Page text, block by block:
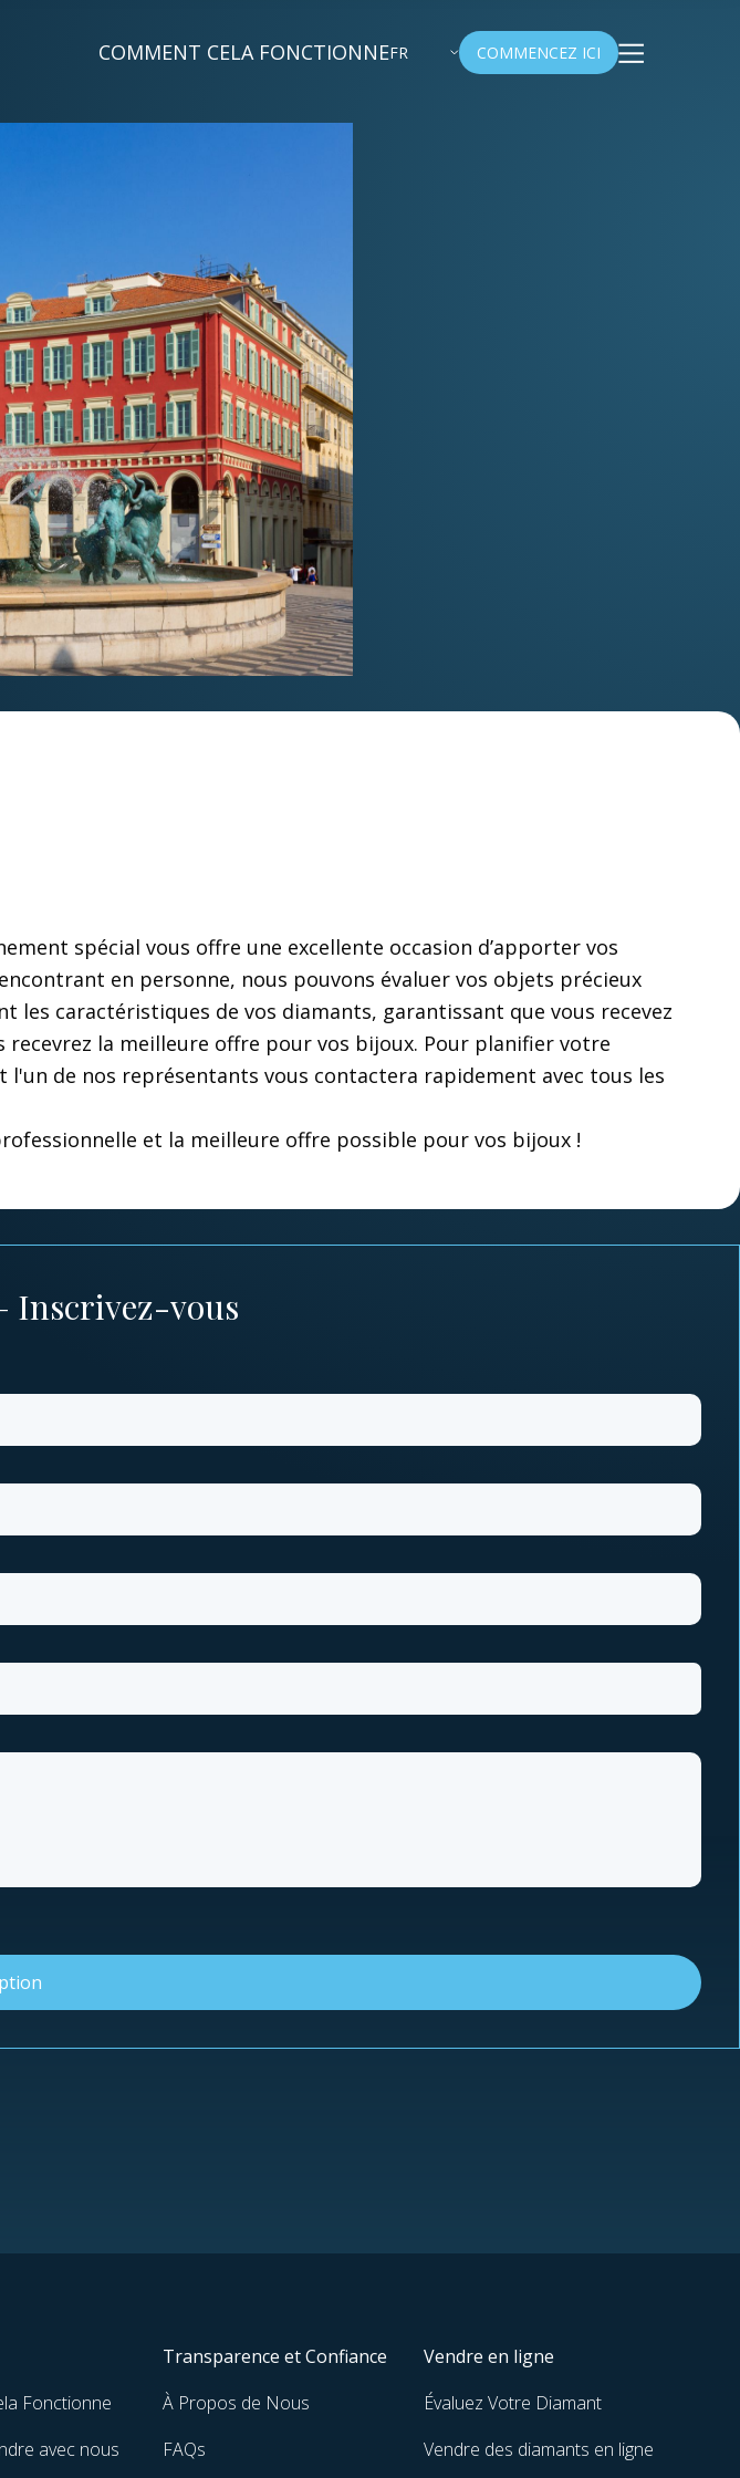
COMMENT CELA FONCTIONNEFR COMMENCEZ ICI
spécial vous offre une excellente occasion d’apporter vos
en personne, nous pouvons évaluer vos objets précieux
caractéristiques de vos diamants, garantissant que vous recevez
la meilleure offre pour vos bijoux. Pour planifier votre
de nos représentants vous contactera rapidement avec tous les
et la meilleure offre possible pour vos bijoux !
Inscrivez-vous
Fonctionne
avec nous
Transparence et Confiance
À Propos de Nous
FAQs
Vendre en ligne
Évaluez Votre Diamant
Vendre des diamants en ligne